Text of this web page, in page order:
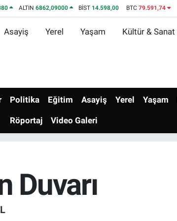
ALTIN 6862,09000 BİST 14.598,00 BTC 79.591,74
Asayiş Yerel Yaşam Kültür & Sanat
Politika Eğitim Asayiş Yerel Yaşam
Röportaj Video Galeri
Duvarı